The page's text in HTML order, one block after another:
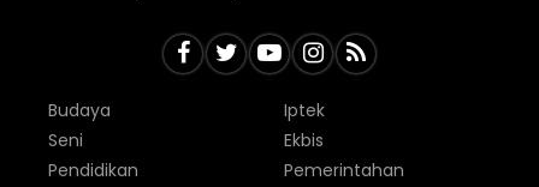
Budaya
Seni
Pendidikan
Iptek
Ekbis
Pemerintahan